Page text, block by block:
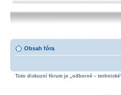
Obsah fóra
Toto diskuzní fórum je „odborně –